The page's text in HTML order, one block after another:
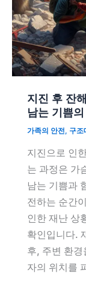
지진 후 잔
남는 기쁨
가족의 안전, 구조
지진으로 인
는 과정은 가
남는 기쁨과
전하는 순간
인한 재난 상
확인입니다.
후, 주변 환
자의 위치를